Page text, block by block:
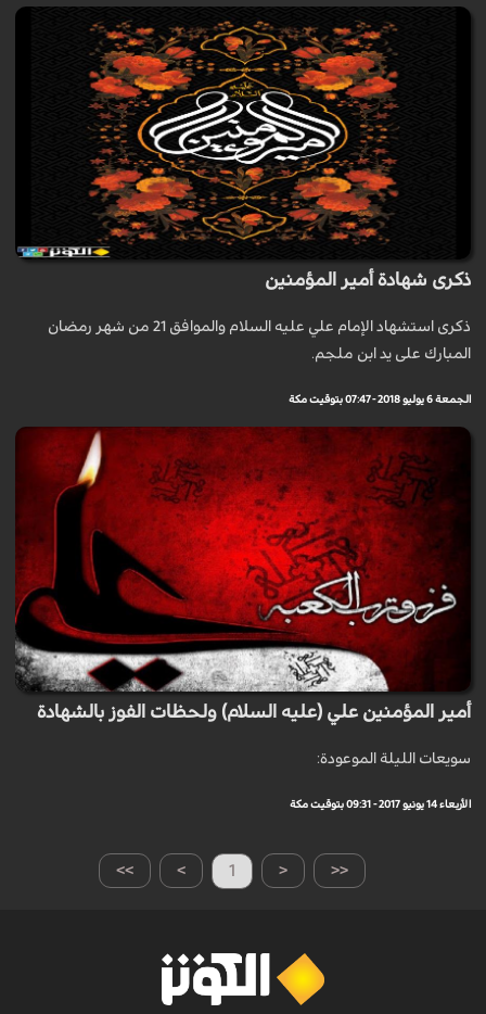
ذكرى شهادة أمير المؤمنين
ذكرى استشهاد الإمام علي عليه السلام والموافق 21 من شهر رمضان
المبارك على يد ابن ملجم.
الجمعة 6 يوليو 2018 - 07:47 بتوقيت مكة
أمير المؤمنين علي (عليه السلام) ولحظات الفوز بالشهادة
سويعات الليلة الموعودة:
الأربعاء 14 يونيو 2017 - 09:31 بتوقيت مكة
>> > 1 < <<